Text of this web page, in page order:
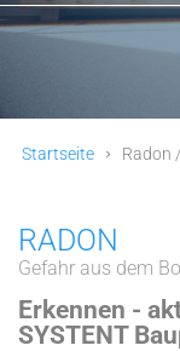
Startseite Radon
RADON
Gefahr aus dem
Erkennen -
SYSTENT